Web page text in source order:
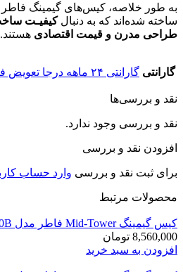
ساخته شده‌اند که به دنبالکیفیـت
طراحی مدرن و قیمت اقتصادی هستند.
گارانتی گارانتی ۲۴ ماهه درجا تعویض فاطر
نقد و بررسی‌ها
نقد و بررسی وجود ندارد.
افزودن نقد و بررسی
برای ثبت نقد و بررسی وارد حساب
محصولات مرتبط
کیس گیمینگ Mid-Tower فاطر مدل FATER FG-720B
8,560,000 تومان
افزودن به سبد خرید